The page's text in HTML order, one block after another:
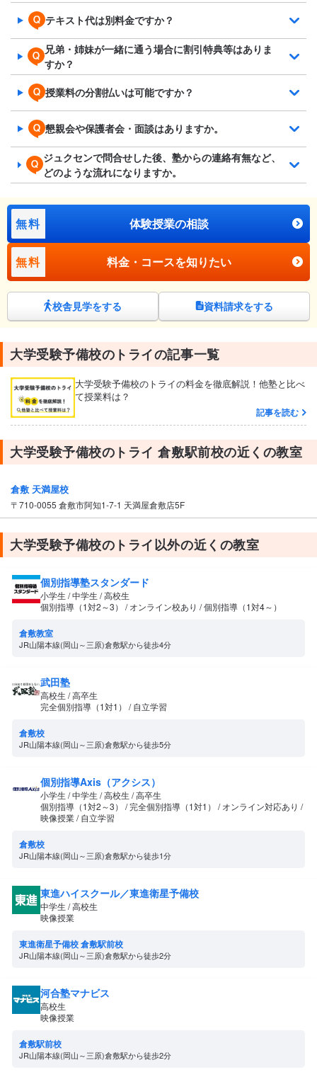
テキスト代は別料金ですか？
兄弟・姉妹が一緒に通う場合に割引特典等はありま
すか？
授業料の分割払いは可能ですか？
懇親会や保護者会・面談はありますか。
ジュクセンで問合せした後、塾からの連絡有無など、
どのような流れになりますか。
無料 体験授業の相談
無料 料金・コースを知りたい
校舎見学をする 資料請求をする
大学受験予備校のトライの記事一覧
大学受験予備校のトライの料金を徹底解説！他塾と比べ
て授業料は？
記事を読む
大学受験予備校のトライ 倉敷駅前校の近くの教室
倉敷 天満屋校
〒710-0055 倉敷市阿知1-7-1 天満屋倉敷店5F
大学受験予備校のトライ以外の近くの教室
個別指導塾スタンダード
小学生 / 中学生 / 高校生
個別指導（1対2～3） / オンライン校あり / 個別指導（1対4～）
倉敷教室
JR山陽本線(岡山～三原)倉敷駅から徒歩4分
武田塾
高校生 / 高卒生
完全個別指導（1対1） / 自立学習
倉敷校
JR山陽本線(岡山～三原)倉敷駅から徒歩5分
個別指導Axis（アクシス）
小学生 / 中学生 / 高校生 / 高卒生
個別指導（1対2～3） / 完全個別指導（1対1） / オンライン対応あり /
映像授業 / 自立学習
倉敷校
JR山陽本線(岡山～三原)倉敷駅から徒歩1分
東進ハイスクール／東進衛星予備校
中学生 / 高校生
映像授業
東進衛星予備校 倉敷駅前校
JR山陽本線(岡山～三原)倉敷駅から徒歩2分
河合塾マナビス
高校生
映像授業
倉敷駅前校
JR山陽本線(岡山～三原)倉敷駅から徒歩2分